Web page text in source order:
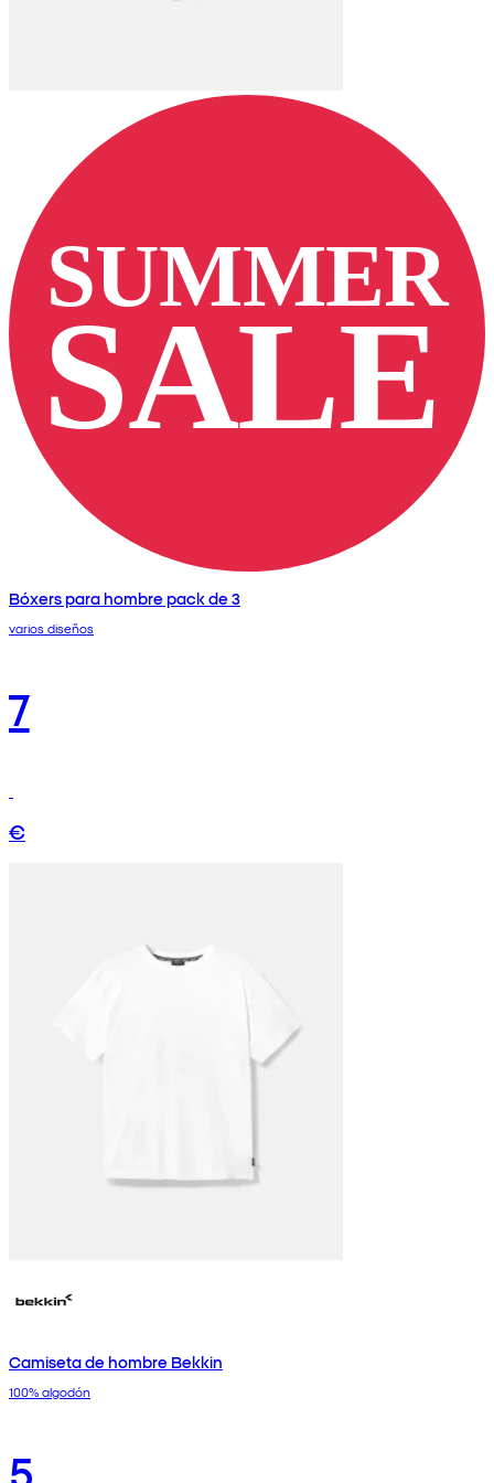
Bóxers para hombre pack de 3
varios diseños
7
€
Camiseta de hombre Bekkin
100% algodón
5